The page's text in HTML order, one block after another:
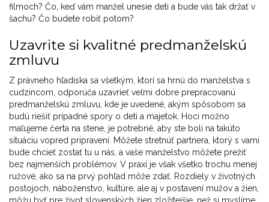
filmoch? Čo, keď vám manžel unesie deti a bude vás tak držať v
šachu? Čo budete robiť potom?
Uzavrite si kvalitné predmanželskú
zmluvu
Z právneho hľadiska sa všetkým, ktorí sa hrnú do manželstva s
cudzincom, odporúča uzavrieť veľmi dobre prepracovanú
predmanželskú zmluvu, kde je uvedené, akým spôsobom sa
budú riešiť prípadné spory o deti a majetok. Hoci možno
maľujeme čerta na stene, je potrebné, aby ste boli na takúto
situáciu vopred pripravení. Môžete stretnúť partnera, ktorý s vami
bude chcieť zostať tu u nás, a vaše manželstvo môžete prežiť
bez najmenších problémov. V praxi je však všetko trochu menej
ružové, ako sa na prvý pohľad môže zdať. Rozdiely v životných
postojoch, náboženstvo, kultúre, ale aj v postavení mužov a žien,
môžu byť pre život slovenských žien zložitejšie, než si myslíme.